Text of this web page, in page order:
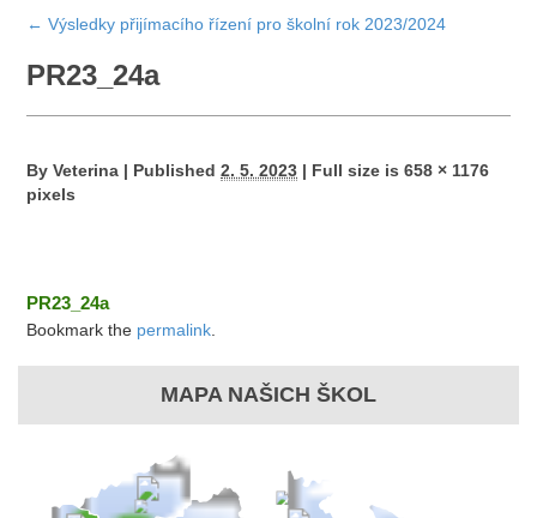
← Výsledky přijímacího řízení pro školní rok 2023/2024
PR23_24a
By Veterina | Published 2. 5. 2023 | Full size is658 × 1176
pixels
PR23_24a
Bookmark the permalink.
MAPA NAŠICH ŠKOL